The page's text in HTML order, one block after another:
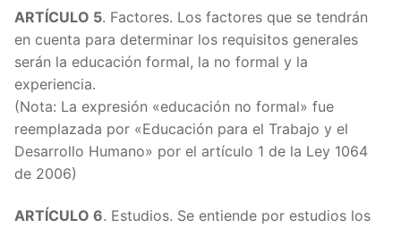
ARTÍCULO 5. Factores. Los factores que se tendrán
en cuenta para determinar los requisitos generales
serán la educación formal, la no formal y la
experiencia.
(Nota: La expresión «educación no formal» fue
reemplazada por «Educación para el Trabajo y el
Desarrollo Humano» por el artículo 1 de la Ley 1064
de 2006)
ARTÍCULO 6. Estudios. Se entiende por estudios los